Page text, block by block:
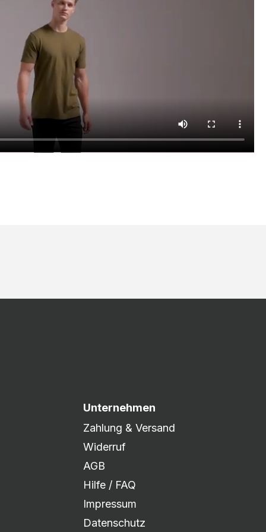
Unternehmen
Zahlung & Versand
Widerruf
AGB
Hilfe / FAQ
Impressum
Datenschutz